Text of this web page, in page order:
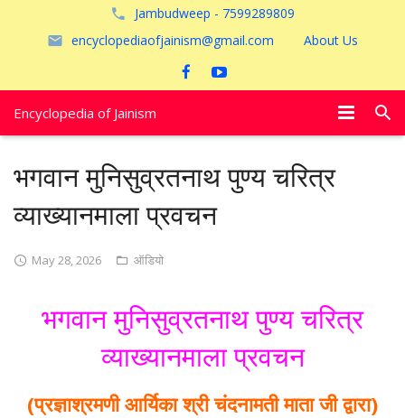
Jambudweep - 7599289809
encyclopediaofjainism@gmail.com
About Us
Encyclopedia of Jainism
भगवान मुनिसुव्रतनाथ पुण्य चरित्र
व्याख्यानमाला प्रवचन
May 28, 2026 ऑडियो
भगवान मुनिसुव्रतनाथ पुण्य चरित्र
व्याख्यानमाला प्रवचन
(प्रज्ञाश्रमणी आर्यिका श्री चंदनामती माता जी द्वारा)